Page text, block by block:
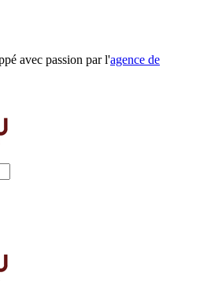
avec passion par l'agence de